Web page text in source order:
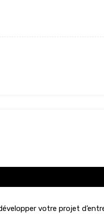
votre projet